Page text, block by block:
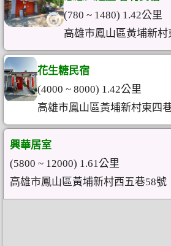
(780 ~ 1480) 1.42公里
高雄市鳳山區黃埔新村
花生糖民宿
(4000 ~ 8000) 1.42公里
高雄市鳳山區黃埔新村東四
興華居室
(5800 ~ 12000) 1.61公里
高雄市鳳山區黃埔新村西五巷58號